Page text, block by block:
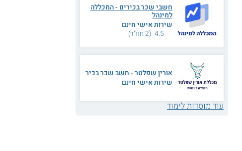
חשבי שכר בכירים - המכללה
למינהל
שירות אישי חינם
4.5 (2 חוו"ד)
אורין שפלטר - חשב שכר בכיר
שירות אישי חינם
עוד מוסדות לימוד